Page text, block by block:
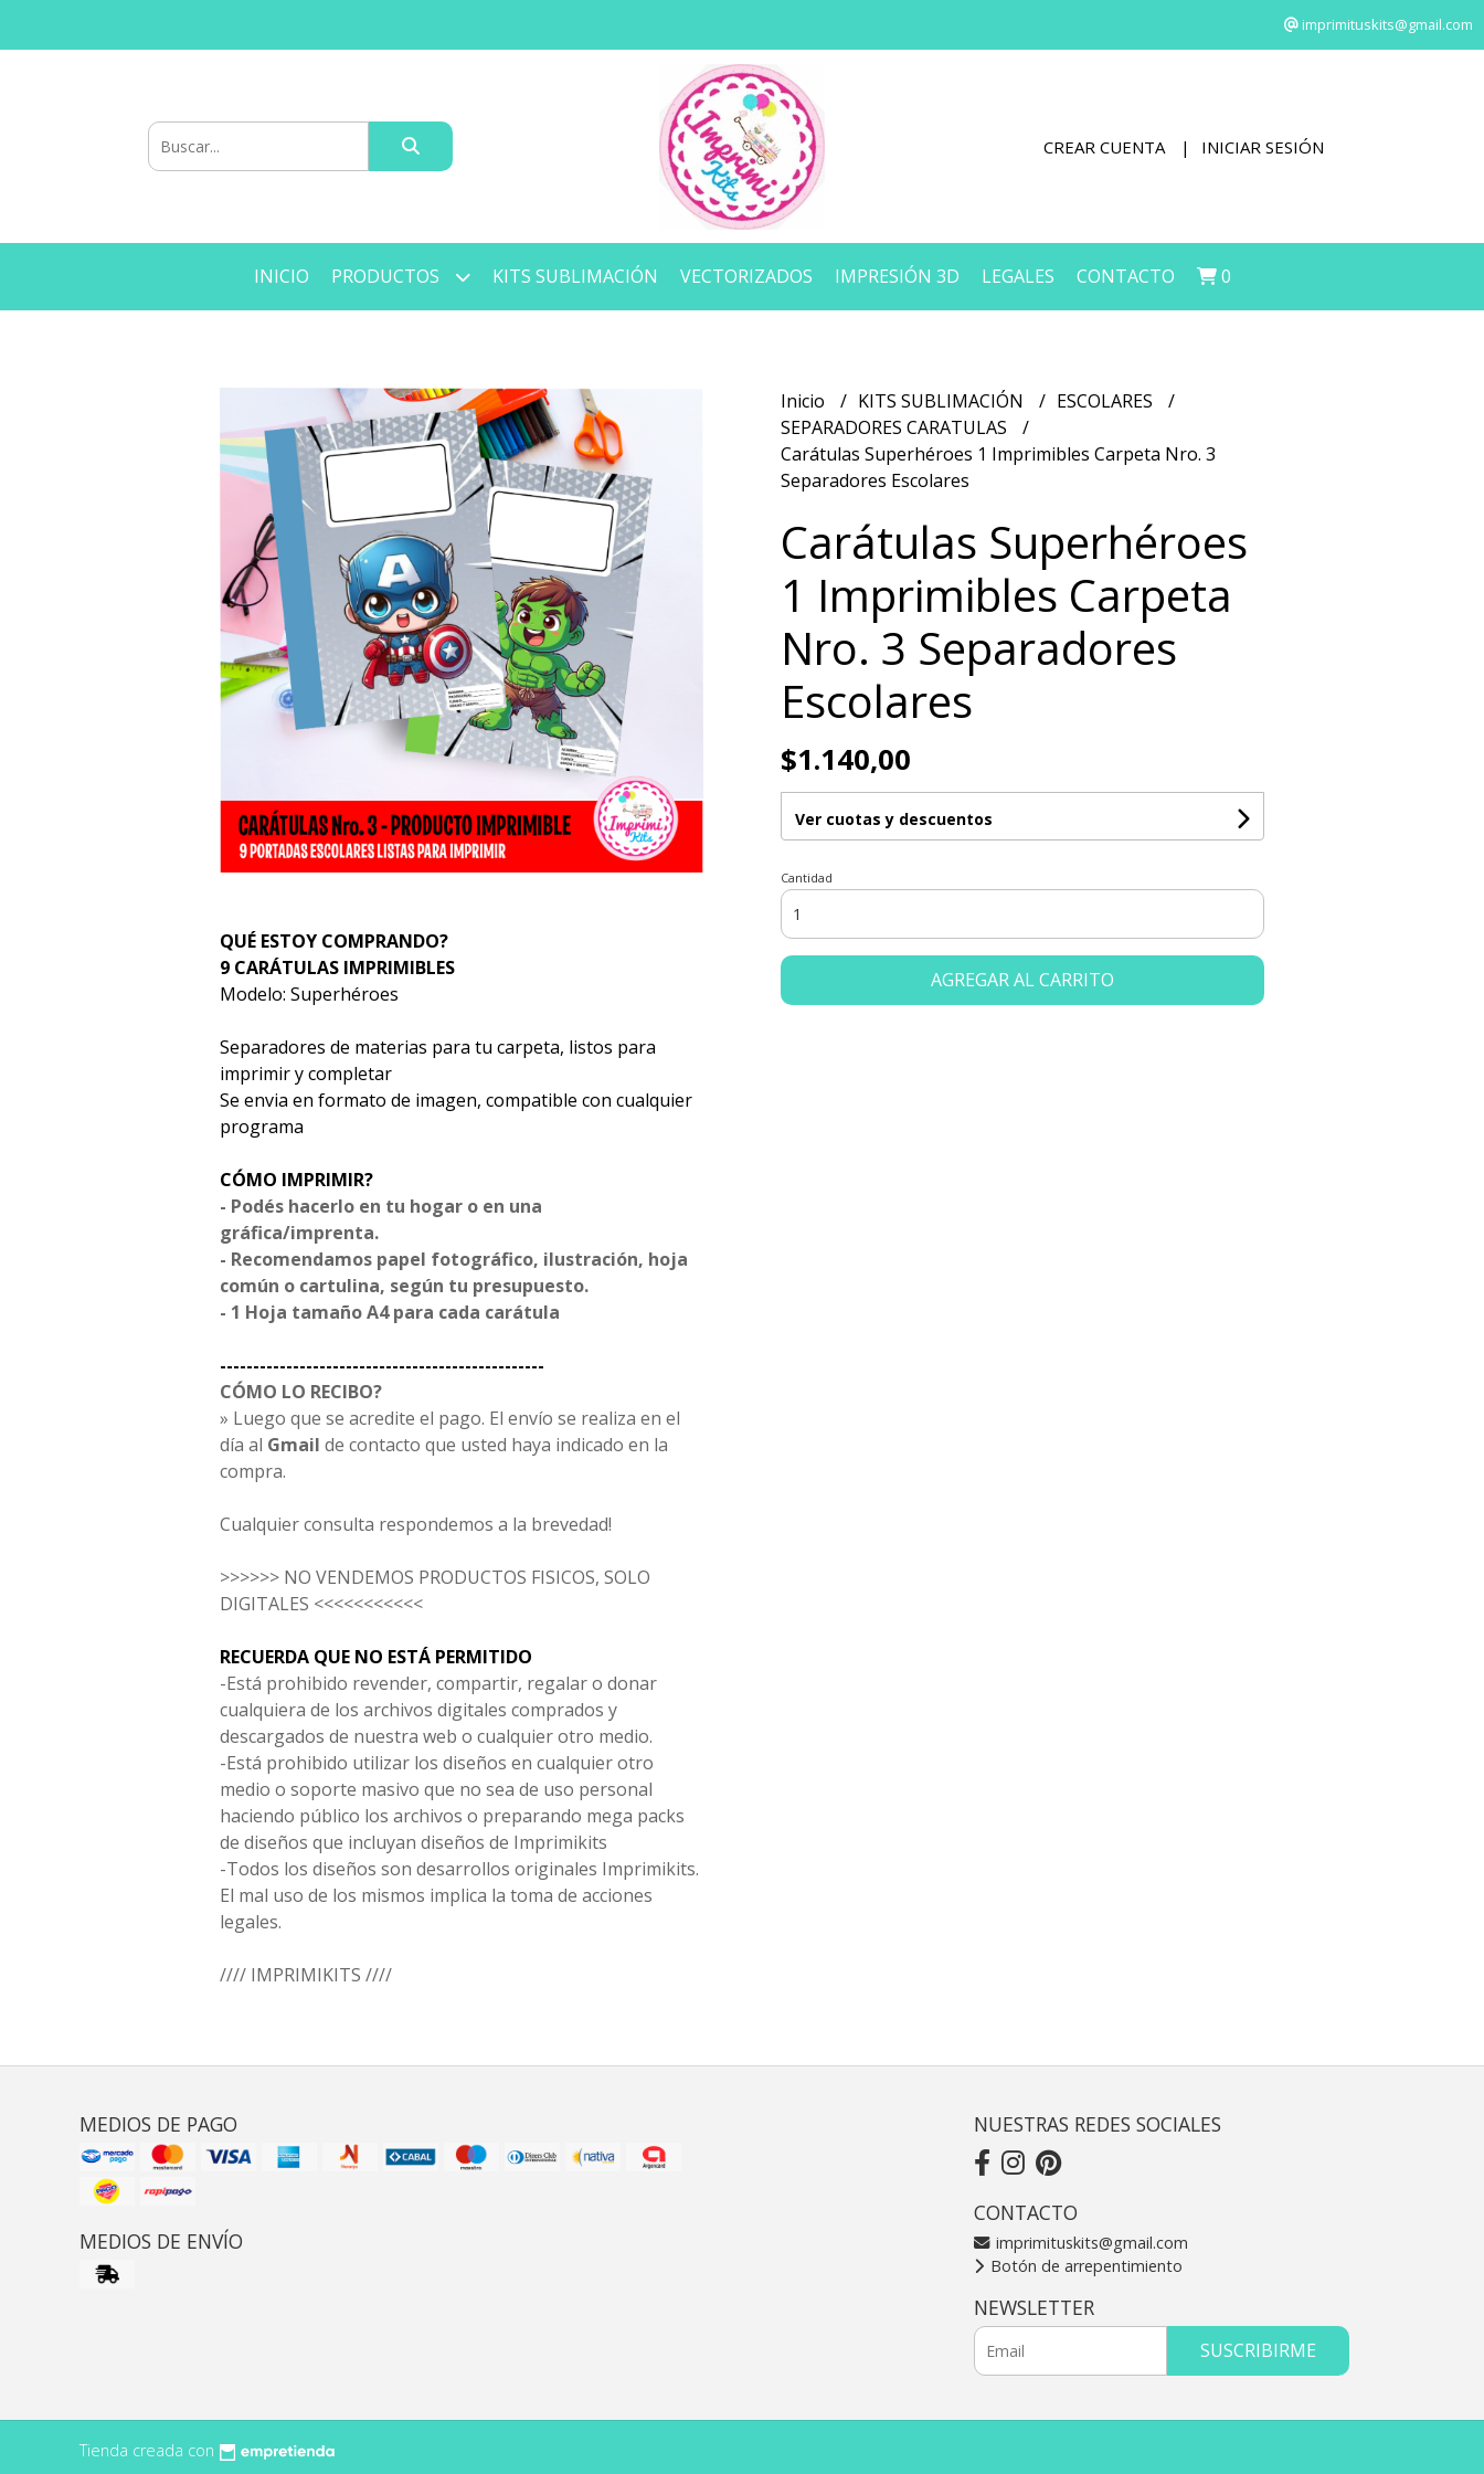
imprimituskits@gmail.com
CREAR CUENTA INICIAR SESIÓN
INICIO PRODUCTOS KITS SUBLIMACIÓN VECTORIZADOS IMPRESIÓN 3D LEGALES CONTACTO 0
QUÉ ESTOY COMPRANDO?
9 CARÁTULAS IMPRIMIBLES
Modelo: Superhéroes
Separadores de materias para tu carpeta, listos para
imprimir y completar
Se envia en formato de imagen, compatible con cualquier
programa
CÓMO IMPRIMIR?
- Podés hacerlo en tu hogar o en una
gráfica/imprenta.
- Recomendamos papel fotográfico, ilustración, hoja
común o cartulina, según tu presupuesto.
- 1 Hoja tamaño A4 para cada carátula
-------------------------------------------------
CÓMO LO RECIBO?
» Luego que se acredite el pago. El envío se realiza en el
día al Gmail de contacto que usted haya indicado en la
compra.
Cualquier consulta respondemos a la brevedad!
>>>>>> NO VENDEMOS PRODUCTOS FISICOS, SOLO
DIGITALES <<<<<<<<<<<
RECUERDA QUE NO ESTÁ PERMITIDO
-Está prohibido revender, compartir, regalar o donar
cualquiera de los archivos digitales comprados y
descargados de nuestra web o cualquier otro medio.
-Está prohibido utilizar los diseños en cualquier otro
medio o soporte masivo que no sea de uso personal
haciendo público los archivos o preparando mega packs
de diseños que incluyan diseños de Imprimikits
-Todos los diseños son desarrollos originales Imprimikits.
El mal uso de los mismos implica la toma de acciones
legales.
//// IMPRIMIKITS ////
Inicio KITS SUBLIMACIÓN
ESCOLARES
SEPARADORES CARATULAS
Carátulas Superhéroes 1 Imprimibles Carpeta Nro. 3
Separadores Escolares
Carátulas Superhéroes
1 Imprimibles Carpeta
Nro. 3 Separadores
Escolares
$1.140,00
Ver cuotas y descuentos
Cantidad
AGREGAR AL CARRITO
MEDIOS DE PAGO
MEDIOS DE ENVÍO
NUESTRAS REDES SOCIALES
CONTACTO
imprimituskits@gmail.com
Botón de arrepentimiento
NEWSLETTER
SUSCRIBIRME
Tienda creada con